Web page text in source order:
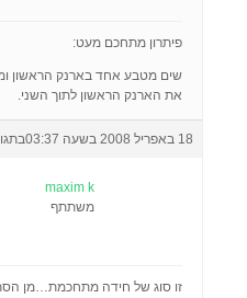
פיתרון מתחכם מעט:
שים מטבע אחד בארנק הראשון
את הארנק הראשון לתוך השני.
18 באפריל 2008 בשעה 03:37
maxim k
משתתף
זו סוג של חידה מתחכמת…מן